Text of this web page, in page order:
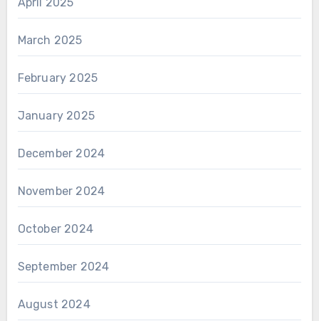
March 2025
February 2025
January 2025
December 2024
November 2024
October 2024
September 2024
August 2024